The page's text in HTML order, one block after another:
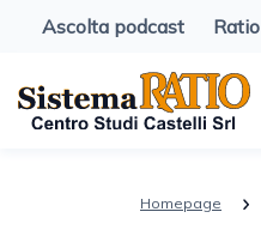
Ascolta podcast
Homepage